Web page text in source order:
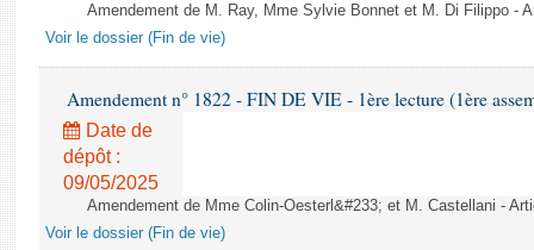
Amendement de M. Ray, Mme Sylvie Bonnet et M. Di Filippo -
Voir le dossier (Fin de vie)
Amendement n° 1822 - FIN DE VIE - 1ère lecture (1ère
Date de
dépôt :
09/05/2025
Amendement de Mme Colin-Oesterl&#233; et M. Castellani -
Voir le dossier (Fin de vie)